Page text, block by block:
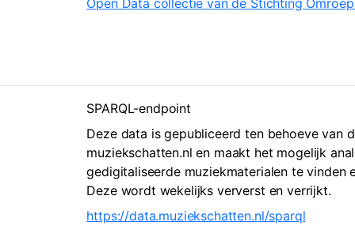
SPARQL-endpoint
Deze data is gepubliceerd ten behoeve van
muziekschatten.nl en maakt het mogelijk
gedigitaliseerde muziekmaterialen te vinden
Deze wordt wekelijks ververst en verrijkt.
https://data.muziekschatten.nl/sparql